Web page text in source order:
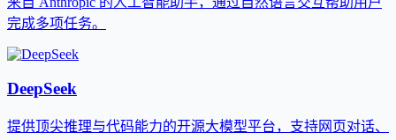
完成多项任务。
DeepSeek
提供顶尖推理与代码能力的开源大模型平台，支持网页对话、